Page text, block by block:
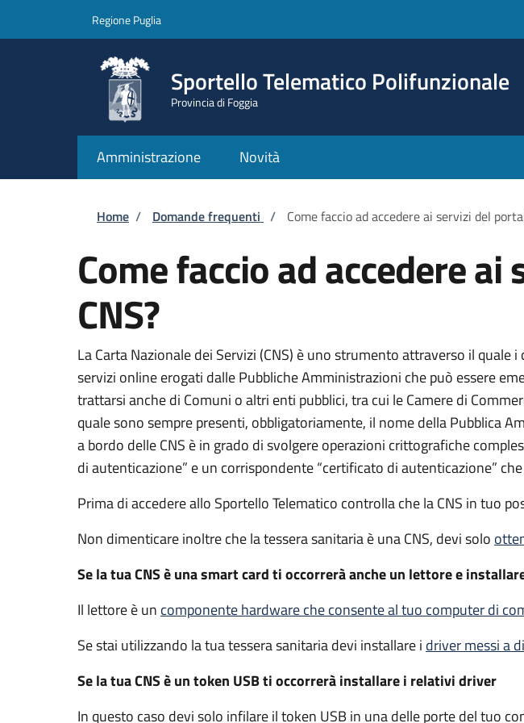
Regione Puglia
Sportello Telematico Polifunzionale
Provincia di Foggia
Amministrazione Novità
Briciole di pane
Home / Domande frequenti / Come faccio ad accedere ai servizi del
Come faccio ad accedere
CNS?
La Carta Nazionale dei Servizi (CNS) è uno strumento attraverso il
servizi online erogati dalle Pubbliche Amministrazioni che può essere
trattarsi anche di Comuni o altri enti pubblici, tra cui le Camere di
quale sono sempre presenti, obbligatoriamente, il nome della Pubblica
a bordo delle CNS è in grado di svolgere operazioni crittografiche
di autenticazione” e un corrispondente “certificato di autenticazione”
Prima di accedere allo Sportello Telematico controlla che la CNS in tuo
Non dimenticare inoltre che la tessera sanitaria è una CNS, devi solo
Se la tua CNS è una smart card ti occorrerà anche un lettore e
Il lettore è un componente hardware che consente al tuo computer di
Se stai utilizzando la tua tessera sanitaria devi installare i drivermessi a
Se la tua CNS è un token USB ti occorrerà installare i relativi driver
In questo caso devi solo infilare il token USB in una delle porte del tuo